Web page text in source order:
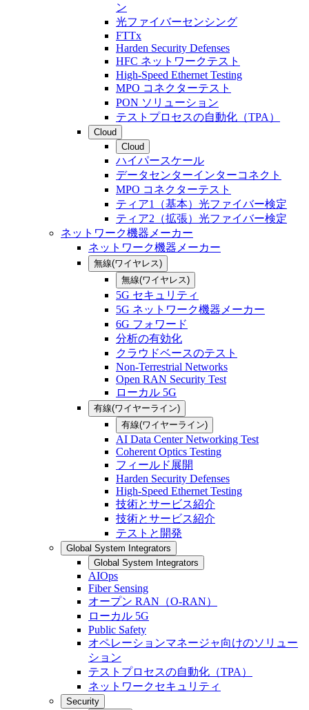
ン
光ファイバーセンシング
FTTx
Harden Security Defenses
HFC ネットワークテスト
High-Speed Ethernet Testing
MPO コネクターテスト
PON ソリューション
テストプロセスの自動化（TPA）
Cloud
Cloud
ハイパースケール
データセンターインターコネクト
MPO コネクターテスト
ティア1（基本）光ファイバー検定
ティア2（拡張）光ファイバー検定
ネットワーク機器メーカー
ネットワーク機器メーカー
無線(ワイヤレス)
無線(ワイヤレス)
5G セキュリティ
5G ネットワーク機器メーカー
6G フォワード
分析の有効化
クラウドベースのテスト
Non-Terrestrial Networks
Open RAN Security Test
ローカル 5G
有線(ワイヤーライン)
有線(ワイヤーライン)
AI Data Center Networking Test
Coherent Optics Testing
フィールド展開
Harden Security Defenses
High-Speed Ethernet Testing
技術とサービス紹介
技術とサービス紹介
テストと開発
Global System Integrators
Global System Integrators
AIOps
Fiber Sensing
オープン RAN（O-RAN）
ローカル 5G
Public Safety
オペレーションマネージャ向けのソリュー
ション
テストプロセスの自動化（TPA）
ネットワークセキュリティ
Security